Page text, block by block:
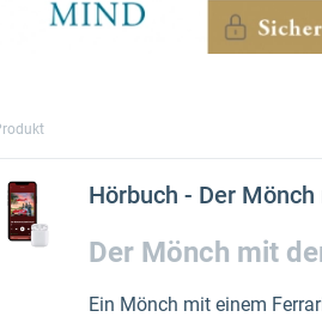
Hörbuch - Der
Der Mönch mit
Ein Mönch mit einem